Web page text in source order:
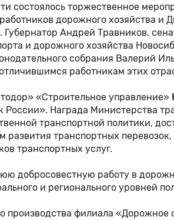
состоялось торжественное
дорожного хозяйства и
Губернатор Андрей Травников,
и дорожного хозяйства
собрания Валерий
работникам этих
«Строительное управление»
Награда Министерства
транспортной политики,
транспортных
транспортных услуг.
добросовестную работу в
и регионального уровней
производства филиала «Дорожное